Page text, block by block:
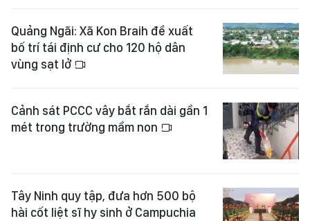
Quảng Ngãi: Xã Kon Braih đề xuất
bố trí tái định cư cho 120 hộ dân
vùng sạt lở
Cảnh sát PCCC vây bắt rắn dài gần 1
mét trong trường mầm non
Tây Ninh quy tập, đưa hơn 500 bộ
hài cốt liệt sĩ hy sinh ở Campuchia